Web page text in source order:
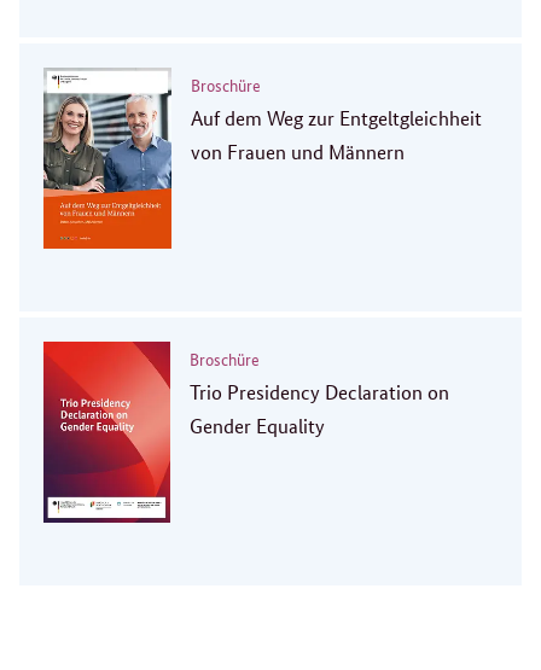
Broschüre
Auf dem Weg zur Entgeltgleichheit
von Frauen und Männern
Broschüre
Trio Presidency Declaration on
Gender Equality